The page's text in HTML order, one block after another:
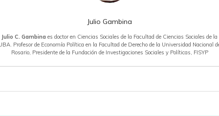
Julio Gambina
Julio C. Gambina es doctor en Ciencias Sociales de la Facultad de Ciencias Sociales de la
Profesor de Economía Política en la Facultad de Derecho de la Universidad Nacional
Rosario, Presidente de la Fundación de Investigaciones Sociales y Políticas, FISYP